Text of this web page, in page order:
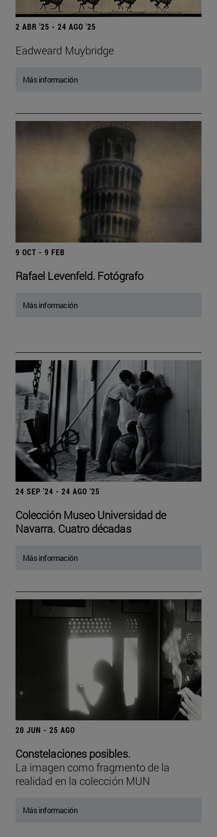
2 ABR '25 - 24 AGO '25
Eadweard Muybridge
Más información
9 OCT - 9 FEB
Rafael Levenfeld. Fotógrafo
Más información
24 SEP '24 - 24 AGO '25
Colección Museo Universidad de
Navarra. Cuatro décadas
Más información
20 JUN - 25 AGO
Constelaciones posibles.
La imagen como fragmento de la
realidad en la colección MUN
Más información